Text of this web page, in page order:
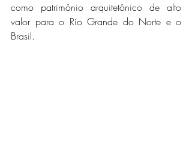
como patrimônio arquitetônico de alto
valor para o Rio Grande do Norte e o
Brasil.